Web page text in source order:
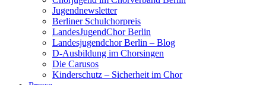
Jugendnewsletter
Berliner Schulchorpreis
LandesJugendChor Berlin
Landesjugendchor Berlin – Blog
D-Ausbildung im Chorsingen
Die Carusos
Kinderschutz – Sicherheit im Chor